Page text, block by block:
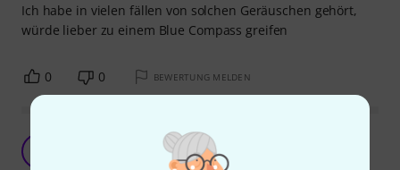
Ich habe in vielen fällen von solchen Geräuschen gehört,
würde lieber zu einem Blue Compass greifen
0 0 BEWERTUNG MELDEN
true_senji 02.01.2021